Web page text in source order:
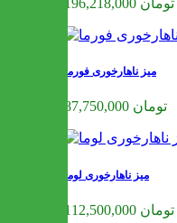
میز ناهارخوری فورما
87,750,000 تومان
میز ناهارخوری لوما
112,500,000 تومان